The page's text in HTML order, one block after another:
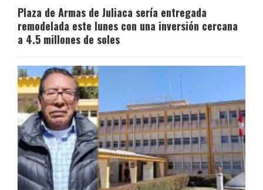
Plaza de Armas de Juliaca sería entregada
remodelada este lunes con una inversión cercana
a 4.5 millones de soles